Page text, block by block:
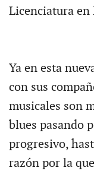
Licenciatura en
Ya en esta
con sus
musicales son
blues pasando
progresivo,
razón por la